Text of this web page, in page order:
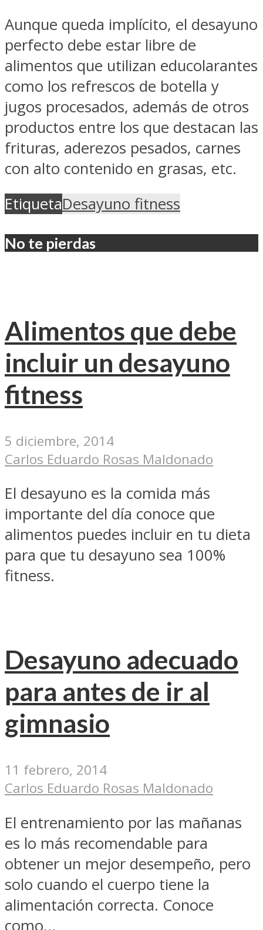
Aunque queda implícito, el desayuno
perfecto debe estar libre de
alimentos que utilizan educolarantes
como los refrescos de botella y
jugos procesados, además de otros
productos entre los que destacan las
frituras, aderezos pesados, carnes
con alto contenido en grasas, etc.
EtiquetaDesayuno fitness
No te pierdas
Alimentos que debe
incluir un desayuno
fitness
5 diciembre, 2014
Carlos Eduardo Rosas Maldonado
El desayuno es la comida más
importante del día conoce que
alimentos puedes incluir en tu dieta
para que tu desayuno sea 100%
fitness.
Desayuno adecuado
para antes de ir al
gimnasio
11 febrero, 2014
Carlos Eduardo Rosas Maldonado
El entrenamiento por las mañanas
es lo más recomendable para
obtener un mejor desempeño, pero
solo cuando el cuerpo tiene la
alimentación correcta. Conoce
como...